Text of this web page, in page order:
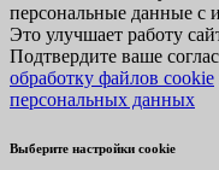
персональные данные с
Это улучшает работу
Подтвердите ваше
обработку файлов cookie
персональных данных
Выберите настройки cookie